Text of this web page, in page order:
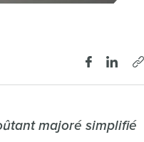
majoré simplifié